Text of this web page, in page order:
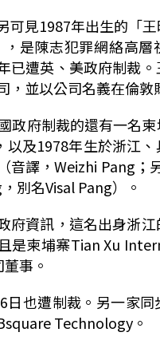
可見1987年出生的「
，是陳志犯罪網絡高層
已遭英、美政府制裁
，並以公司名義在倫敦
政府制裁的還有一名
以及1978年生於浙江
音譯，Weizhi Pang；
別名Visal Pang）。
府資訊，這名出身浙
是柬埔寨Tian Xu
事。
日也遭制裁。另一家
Technology。